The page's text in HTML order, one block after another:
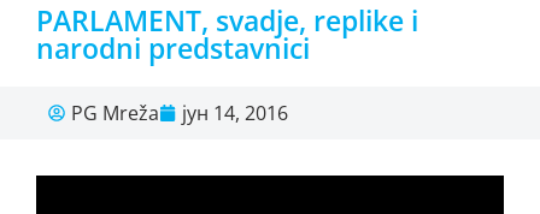
PARLAMENT, svadje, replike i
narodni predstavnici
PG Mreža јун 14, 2016